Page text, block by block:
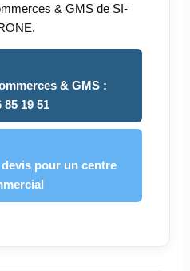
& GMS de SI-
& GMS :
85 19 51
pour un centre